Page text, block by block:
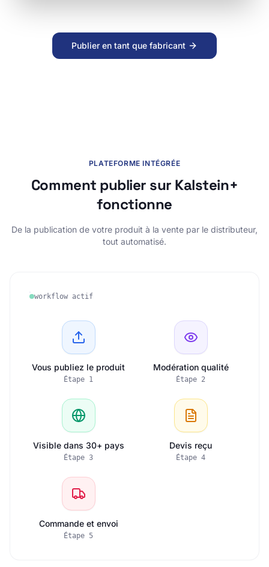
Publier en tant que fabricant
PLATEFORME INTÉGRÉE
Comment publier sur Kalstein+
fonctionne
De la publication de votre produit à la vente par le distributeur,
tout automatisé.
workflow actif
Vous publiez le produit
Étape 1
Modération qualité
Étape 2
Visible dans 30+ pays
Étape 3
Devis reçu
Étape 4
Commande et envoi
Étape 5